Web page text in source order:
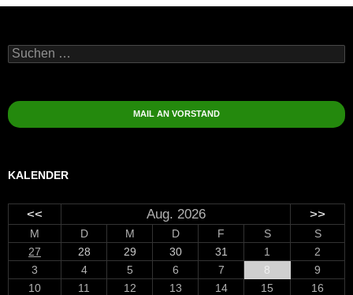
Suchen
nach:
MAIL AN VORSTAND
KALENDER
<< Aug. 2026 >>
M D M D F S
S
27
28 29 30 31 1
2
3
4 5 6 7 8
9
10
11 12 13 14 15
16